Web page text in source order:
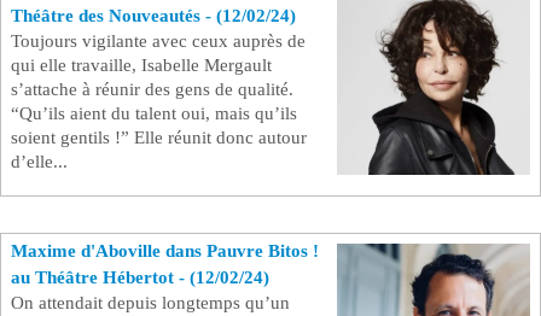
Théâtre des Nouveautés - (12/02/24)
Toujours vigilante avec ceux auprès de
qui elle travaille, Isabelle Mergault
s’attache à réunir des gens de qualité.
“Qu’ils aient du talent oui, mais qu’ils
soient gentils !” Elle réunit donc autour
d’elle...
Maxime d'Aboville dans Pauvre Bitos !
au Théâtre Hébertot - (12/02/24)
On attendait depuis longtemps qu’un